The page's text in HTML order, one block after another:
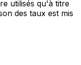
utilisés qu'à titre
des taux est mis